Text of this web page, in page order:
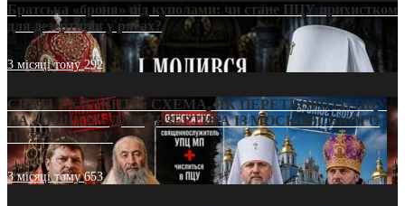
Братська «броня» під куполами: чи стане ПЦУ прихистком
для дезертирів у рясах?
3 місяці тому292
СВЯТІ УХИЛЯНТИ: СХЕМА, ЯК ПЕРЕТВОРИТИ ПЦУ
НА «ОФШОР» ДЛЯ ДЕЗЕРТИРА ІЗ МОСКОВСЬКОГО
ПАТРІАРХАТУ
3 місяці тому653